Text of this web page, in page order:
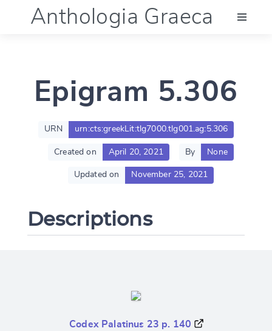
Anthologia Graeca
Language (en)
Documentation
Epigram 5.306
URN urn:cts:greekLit:tlg7000.tlg001.ag:5.306
Created on April 20, 2021 By None
Updated on November 25, 2021
Descriptions
Codex Palatinus 23 p. 140